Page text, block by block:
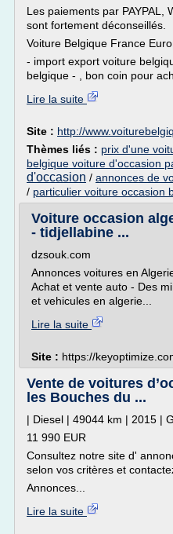
Les paiements par PAYPAL,
sont fortement déconseillés.
Voiture Belgique France
- import export voiture
belgique - , bon coin pour
Lire la suite
Site : http://
Thèmes liés : prix d'une
belgique voiture d'occasion
d'occasion / annonces de
/ particulier voiture occasion
Voiture occasion
- tidjellabine ...
dzsouk.com
Annonces voitures en
Achat et vente auto - Des
et vehicules en algerie...
Lire la suite
Site : https://
Vente de voitures
les Bouches du ...
| Diesel | 49044 km | 2015 |
11 990 EUR
Consultez notre site d'
selon vos critères et
Annonces...
Lire la suite